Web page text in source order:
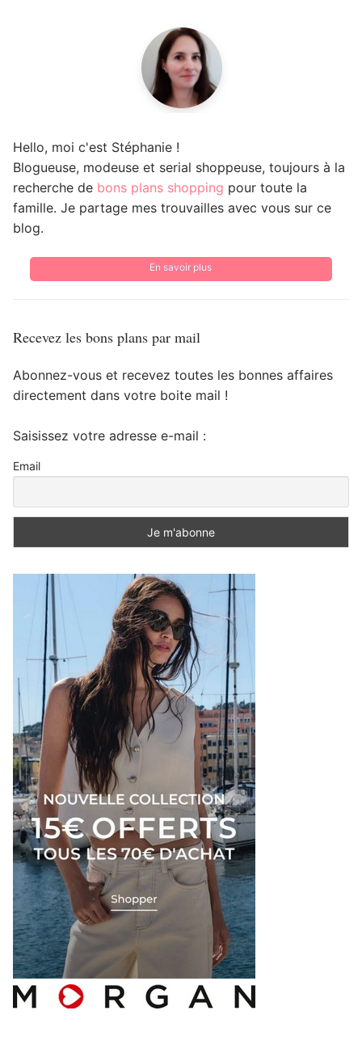
Hello, moi c'est Stéphanie !
Blogueuse, modeuse et serial shoppeuse, toujours à la
recherche de bons plans shopping pour toute la
famille. Je partage mes trouvailles avec vous sur ce
blog.
En savoir plus
Recevez les bons plans par mail
Abonnez-vous et recevez toutes les bonnes affaires
directement dans votre boite mail !
Saisissez votre adresse e-mail :
Email